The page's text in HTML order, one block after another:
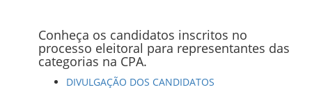
Conheça os candidatos inscritos no
processo eleitoral para representantes das
categorias na CPA.
DIVULGAÇÃO DOS CANDIDATOS